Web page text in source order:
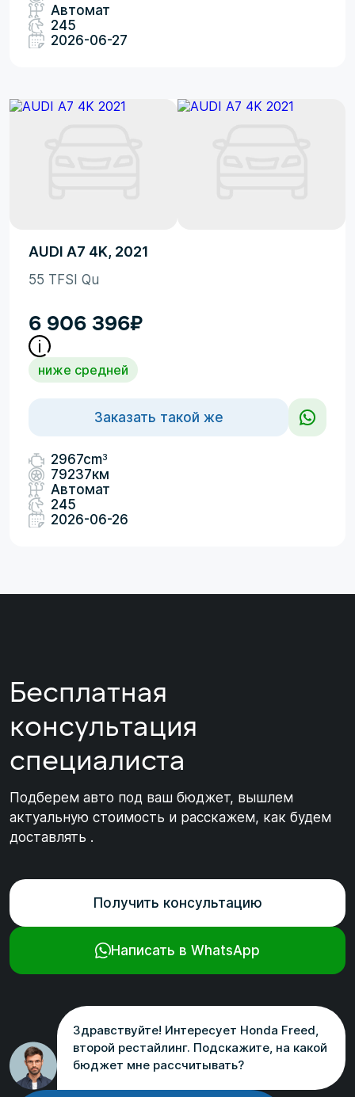
Автомат
245
2026-06-27
AUDI A7 4K, 2021
55 TFSI Qu
6 906 396₽
ниже средней
Заказать такой же
2967cm3
79237км
Автомат
245
2026-06-26
Бесплатная
консультация
специалиста
Подберем авто под ваш бюджет, вышлем
актуальную стоимость и расскажем, как будем
доставлять .
Получить консультацию
Написать в WhatsApp
Здравствуйте! Интересует Honda Freed,
второй рестайлинг. Подскажите, на какой
бюджет мне рассчитывать?